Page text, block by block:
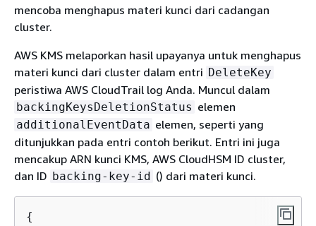
mencoba menghapus materi kunci dari cadangan
cluster.
AWS KMS melaporkan hasil upayanya untuk menghapus
materi kunci dari cluster dalam entri DeleteKey
peristiwa AWS CloudTrail log Anda. Muncul dalam
backingKeysDeletionStatus elemen
additionalEventData elemen, seperti yang
ditunjukkan pada entri contoh berikut. Entri ini juga
mencakup ARN kunci KMS, AWS CloudHSM ID cluster,
dan ID backing-key-id () dari materi kunci.
{